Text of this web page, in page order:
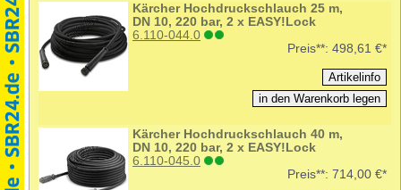
Kärcher Hochdruckschlauch 25 m,
DN 10, 220 bar, 2 x EASY!Lock
6.110-044.0
Preis**: 498,61 €*
Kärcher Hochdruckschlauch 40 m,
DN 10, 220 bar, 2 x EASY!Lock
6.110-045.0
Preis**: 714,00 €*